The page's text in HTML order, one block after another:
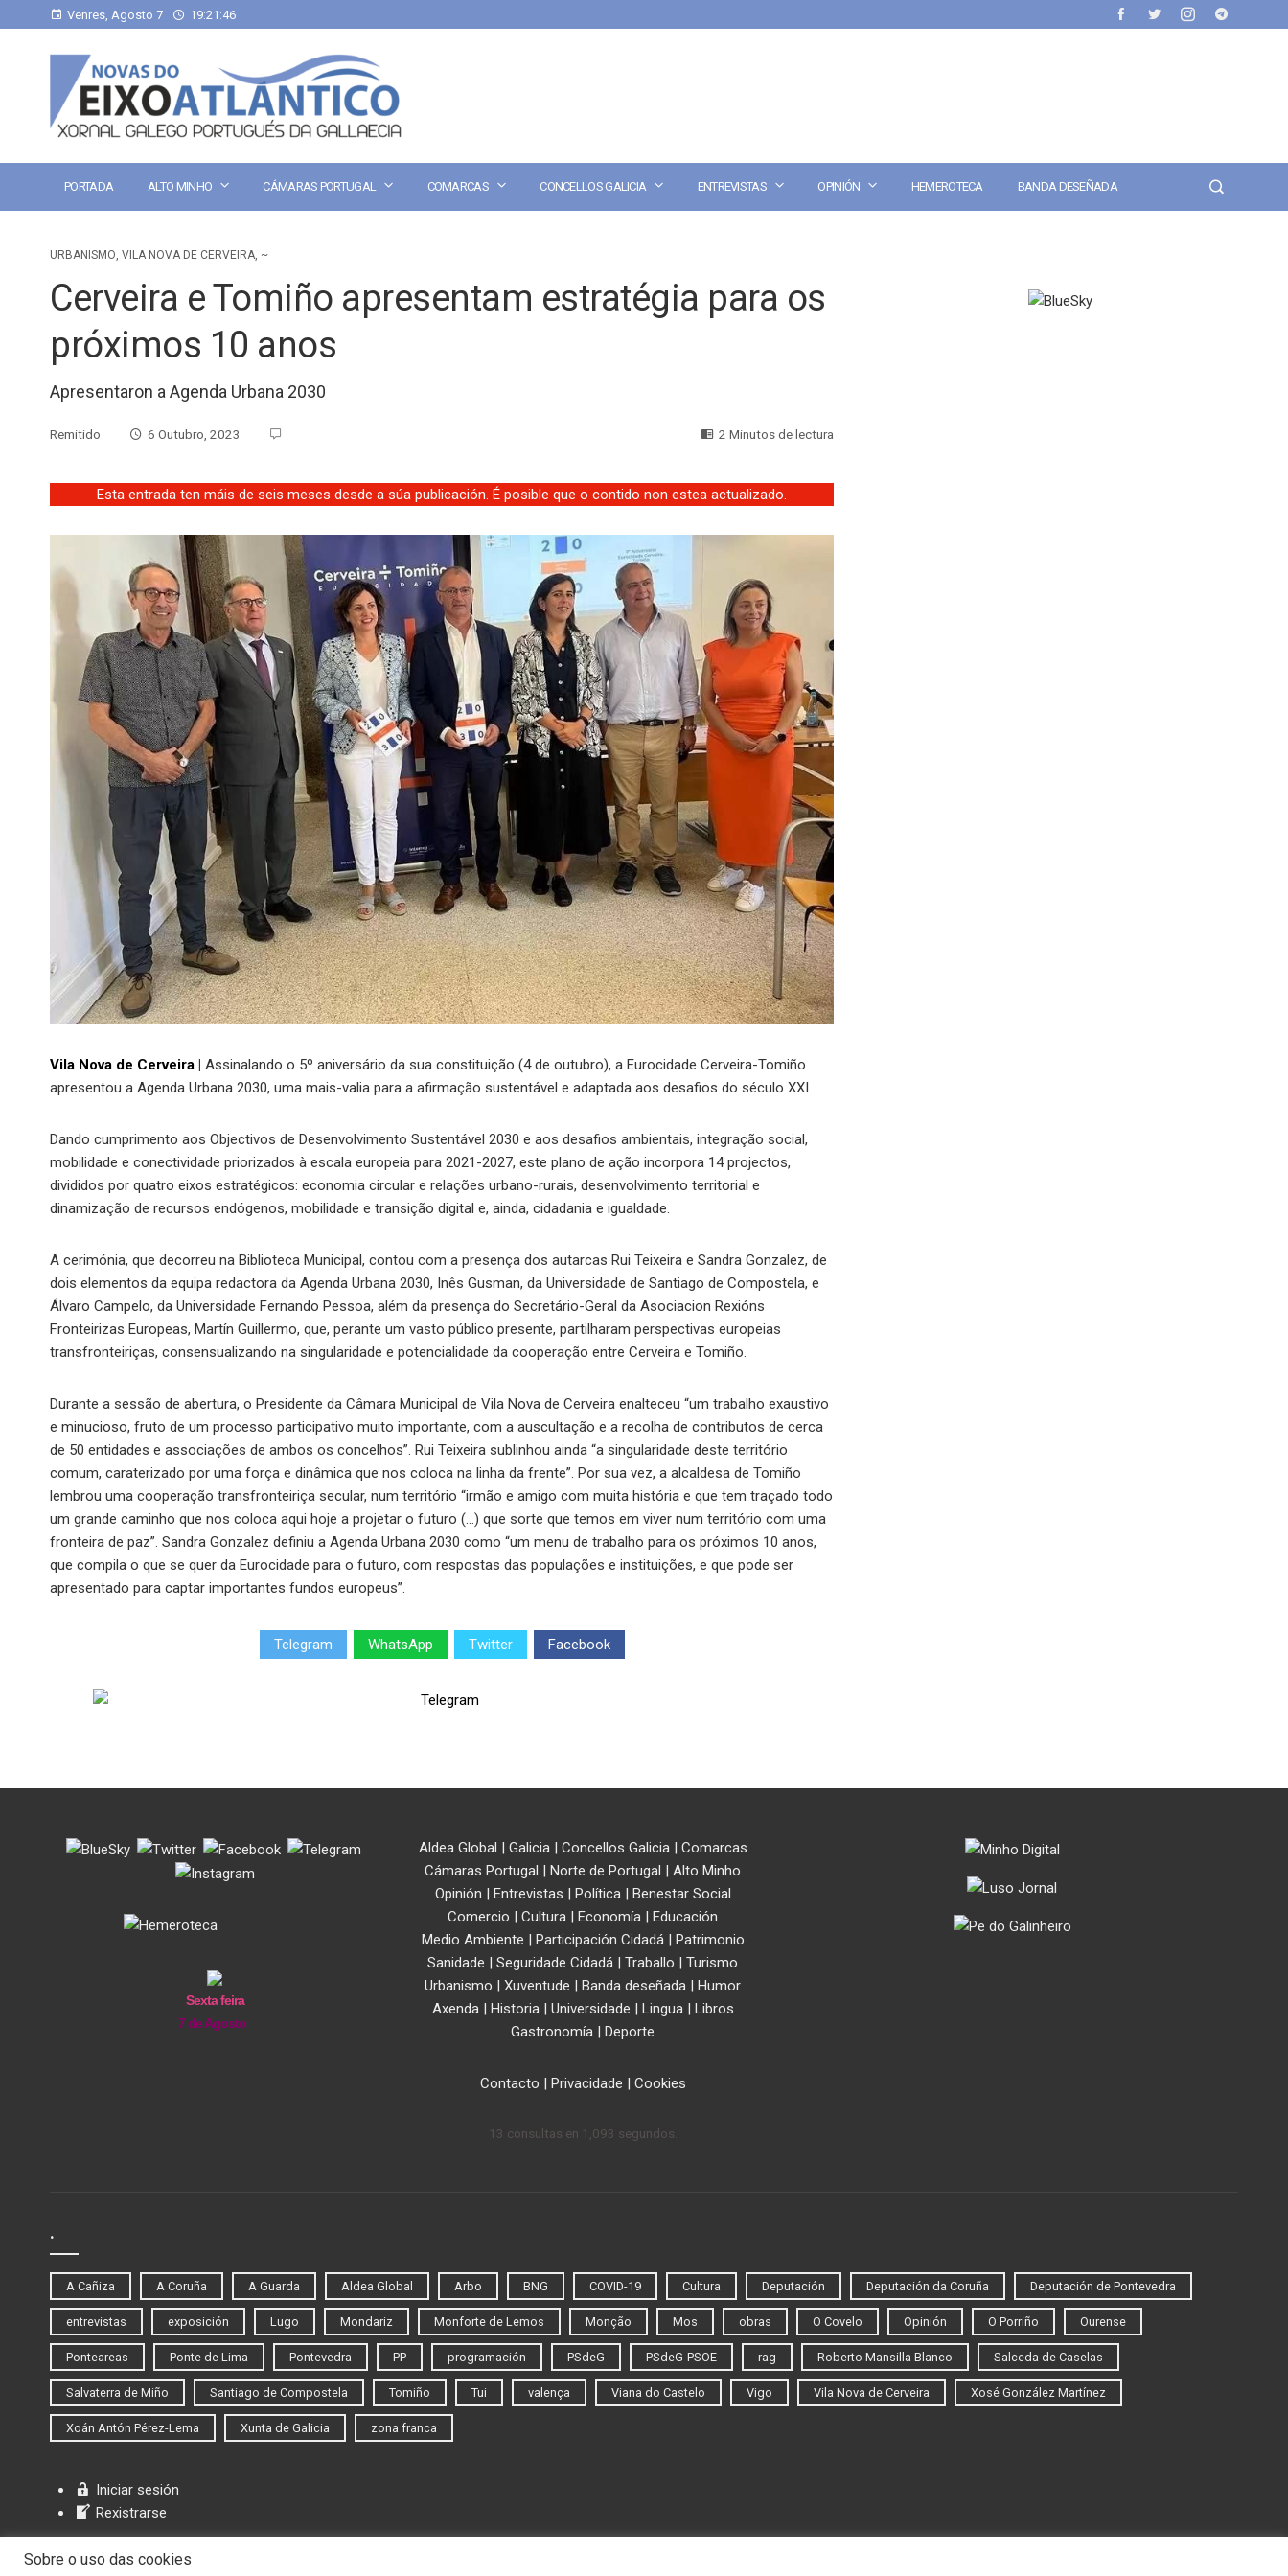
Venres, Agosto 7 19:21:47
PORTADA ALTO MINHO CÁMARAS PORTUGAL COMARCAS CONCELLOS GALICIA ENTREVISTAS OPINIÓN HEMEROTECA BANDA DESEÑADA
URBANISMO, VILA NOVA DE CERVEIRA, ~
Cerveira e Tomiño apresentam estratégia para os
próximos 10 anos
Apresentaron a Agenda Urbana 2030
Remitido 6 Outubro, 2023 2 Minutos de lectura
Esta entrada ten máis de seis meses desde a súa publicación. É posible que o contido non estea actualizado.
Vila Nova de Cerveira
Assinalando o 5º aniversário da sua constituição (4 de outubro), a Eurocidade Cerveira-Tomiño
apresentou a Agenda Urbana 2030, uma mais-valia para a afirmação sustentável e adaptada aos desafios do século XXI.
Dando cumprimento aos Objectivos de Desenvolvimento Sustentável 2030 e aos desafios ambientais, integração social,
mobilidade e conectividade priorizados à escala europeia para 2021-2027, este plano de ação incorpora 14 projectos,
divididos por quatro eixos estratégicos: economia circular e relações urbano-rurais, desenvolvimento territorial e
dinamização de recursos endógenos, mobilidade e transição digital e, ainda, cidadania e igualdade.
A cerimónia, que decorreu na Biblioteca Municipal, contou com a presença dos autarcas Rui Teixeira e Sandra Gonzalez, de
dois elementos da equipa redactora da Agenda Urbana 2030, Inês Gusman, da Universidade de Santiago de Compostela, e
Álvaro Campelo, da Universidade Fernando Pessoa, além da presença do Secretário-Geral da Asociacion Rexións
Fronteirizas Europeas, Martín Guillermo, que, perante um vasto público presente, partilharam perspectivas europeias
transfronteiriças, consensualizando na singularidade e potencialidade da cooperação entre Cerveira e Tomiño.
Durante a sessão de abertura, o Presidente da Câmara Municipal de Vila Nova de Cerveira enalteceu “um trabalho exaustivo
e minucioso, fruto de um processo participativo muito importante, com a auscultação e a recolha de contributos de cerca
de 50 entidades e associações de ambos os concelhos”. Rui Teixeira sublinhou ainda “a singularidade deste território
comum, caraterizado por uma força e dinâmica que nos coloca na linha da frente”. Por sua vez, a alcaldesa de Tomiño
lembrou uma cooperação transfronteiriça secular, num território “irmão e amigo com muita história e que tem traçado todo
um grande caminho que nos coloca aqui hoje a projetar o futuro (…) que sorte que temos em viver num território com uma
fronteira de paz”. Sandra Gonzalez definiu a Agenda Urbana 2030 como “um menu de trabalho para os próximos 10 anos,
que compila o que se quer da Eurocidade para o futuro, com respostas das populações e instituições, e que pode ser
apresentado para captar importantes fundos europeus”.
Telegram WhatsApp Twitter Facebook
. . . .
Sexta feira
7 de Agosto
Aldea Global Galicia| Concellos Galicia| Comarcas
Cámaras Portugal
Norte de Portugal
Alto Minho
Opinión
Entrevistas Política|
Benestar Social
Comercio
Cultura Economía
Educación
Medio Ambiente
Participación Cidadá|
Patrimonio
Sanidade
Seguridade Cidadá Traballo
Turismo
Urbanismo
Xuventude Banda deseñada
Humor
Axenda| Historia| Universidade Lingua|
Libros
Gastronomía
Deporte
Contacto Privacidade Cookies
13 consultas en 1,093 segundos.
.
A Cañiza A Coruña A Guarda Aldea Global Arbo BNG COVID-19 Cultura Deputación Deputación da Coruña Deputación de Pontevedra
entrevistas exposición Lugo Mondariz Monforte de Lemos Monção Mos obras O Covelo Opinión O Porriño Ourense
Ponteareas Ponte de Lima Pontevedra PP programación PSdeG PSdeG-PSOE rag Roberto Mansilla Blanco Salceda de Caselas
Salvaterra de Miño Santiago de Compostela Tomiño Tui valença Viana do Castelo Vigo Vila Nova de Cerveira Xosé González Martínez
Xoán Antón Pérez-Lema Xunta de Galicia zona franca
Iniciar sesión
Rexistrarse
Sobre o uso das cookies